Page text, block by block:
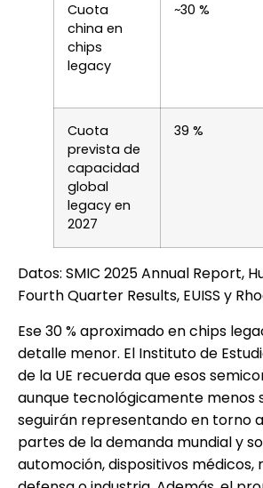
Cuota
china en
chips
legacy
~30 %
Cuota
prevista de
capacidad
global
legacy en
2027
39 %
Datos: SMIC 2025 Annual Report,
Fourth Quarter Results, EUISS y
Ese 30 % aproximado en chips
detalle menor. El Instituto de
de la UE recuerda que esos
aunque tecnológicamente menos
seguirán representando en torno
partes de la demanda mundial y
automoción, dispositivos médicos,